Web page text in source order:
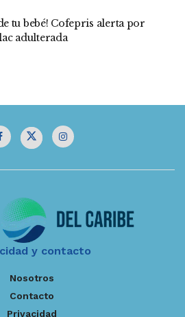
tu bebé! Cofepris alerta por
adulterada
y contacto
Nosotros
Contacto
Privacidad